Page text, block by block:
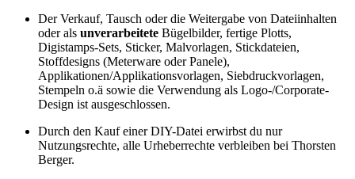
Der Verkauf, Tausch oder die Weitergabe von Dateiinhalten
oder als unverarbeitete Bügelbilder, fertige Plotts,
Digistamps-Sets, Sticker, Malvorlagen, Stickdateien,
Stoffdesigns (Meterware oder Panele),
Applikationen/Applikationsvorlagen, Siebdruckvorlagen,
Stempeln o.ä sowie die Verwendung als Logo-/Corporate-
Design ist ausgeschlossen.
Durch den Kauf einer DIY-Datei erwirbst du nur
Nutzungsrechte, alle Urheberrechte verbleiben bei Thorsten
Berger.